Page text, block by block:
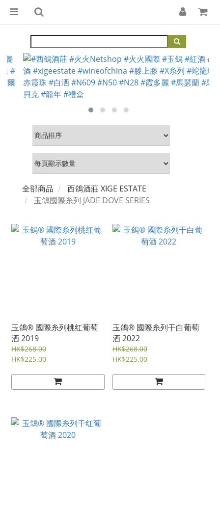
全部商品
西鴿酒莊 XIGE ESTATE
玉鴿國際糸列 JADE DOVE SERIES
玉鴿® 國際糸列桃红葡萄
酒 2019
HK$268.00
HK$225.00
玉鴿® 國際糸列干白葡萄
酒 2022
HK$268.00
HK$225.00